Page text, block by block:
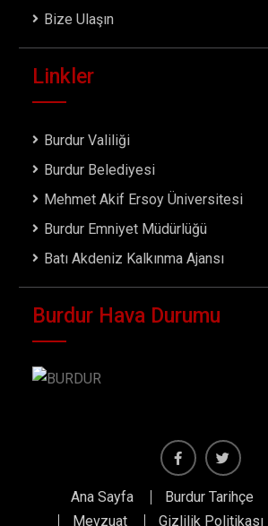
Bize Ulaşın
Linkler
Burdur Valiliği
Burdur Belediyesi
Mehmet Akif Ersoy Üniversitesi
Burdur Emniyet Müdürlüğü
Batı Akdeniz Kalkınma Ajansı
Burdur Hava Durumu
Ana Sayfa Burdur Tarihçe
Mevzuat
Gizlilik Politikası